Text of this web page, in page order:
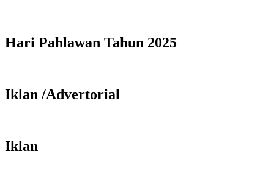
Hari Pahlawan Tahun 2025
Iklan /Advertorial
Iklan